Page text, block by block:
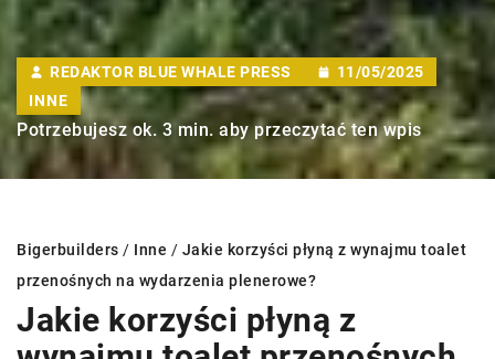
REDAKTOR BLUE WHALE PRESS
11/05/2025
INNE
Potrzebujesz ok. 3 min. aby przeczytać ten wpis
Bigerbuilders / Inne / Jakie korzyści płyną z wynajmu toalet
przenośnych na wydarzenia plenerowe?
Jakie korzyści płyną z